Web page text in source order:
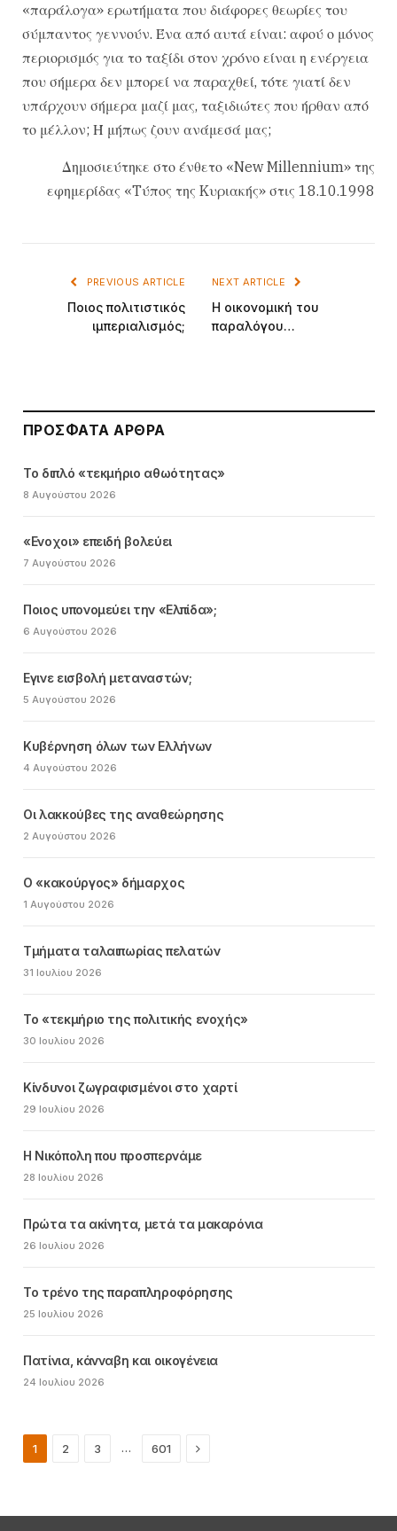
«παράλογα» ερωτήματα που διάφορες θεωρίες του
σύμπαντος γεννούν. Ένα από αυτά είναι: αφού ο μόνος
περιορισμός για το ταξίδι στον χρόνο είναι η ενέργεια
που σήμερα δεν μπορεί να παραχθεί, τότε γιατί δεν
υπάρχουν σήμερα μαζί μας, ταξιδιώτες που ήρθαν από
το μέλλον; Ή μήπως ζουν ανάμεσά μας;
Δημοσιεύτηκε στο ένθετο «New Millennium» της
εφημερίδας «Tύπος της Kυριακής» στις 18.10.1998
PREVIOUS ARTICLE
Ποιος πολιτιστικός
ιμπεριαλισμός;
NEXT ARTICLE
H οικονομική του
παραλόγου…
ΠΡΌΣΦΑΤΑ ΆΡΘΡΑ
Το διπλό «τεκμήριο αθωότητας»
8 Αυγούστου 2026
«Ενοχοι» επειδή βολεύει
7 Αυγούστου 2026
Ποιος υπονομεύει την «Ελπίδα»;
6 Αυγούστου 2026
Εγινε εισβολή μεταναστών;
5 Αυγούστου 2026
Κυβέρνηση όλων των Ελλήνων
4 Αυγούστου 2026
Οι λακκούβες της αναθεώρησης
2 Αυγούστου 2026
Ο «κακούργος» δήμαρχος
1 Αυγούστου 2026
Τμήματα ταλαιπωρίας πελατών
31 Ιουλίου 2026
Το «τεκμήριο της πολιτικής ενοχής»
30 Ιουλίου 2026
Κίνδυνοι ζωγραφισμένοι στο χαρτί
29 Ιουλίου 2026
Η Νικόπολη που προσπερνάμε
28 Ιουλίου 2026
Πρώτα τα ακίνητα, μετά τα μακαρόνια
26 Ιουλίου 2026
Το τρένο της παραπληροφόρησης
25 Ιουλίου 2026
Πατίνια, κάνναβη και οικογένεια
24 Ιουλίου 2026
1 2 3 … 601 Next